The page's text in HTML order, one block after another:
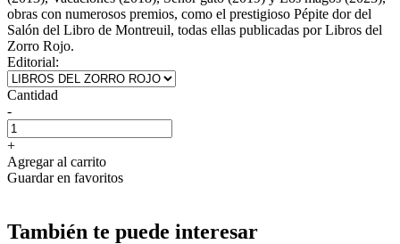
obras con numerosos premios, como el prestigioso Pépite dor del
Salón del Libro de Montreuil, todas ellas publicadas por Libros del
Zorro Rojo.
Editorial:
Cantidad
-
+
Agregar al carrito
Guardar en favoritos
También te puede interesar